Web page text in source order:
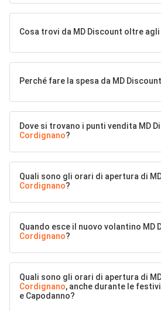
Cosa trovi da MD Discount oltre
Perché fare la spesa da MD
Dove si trovano i punti vendita MD
Cordignano?
Quali sono gli orari di apertura di
Cordignano?
Quando esce il nuovo volantino MD
Cordignano?
Quali sono gli orari di apertura di
Cordignano, anche durante le
e Capodanno?